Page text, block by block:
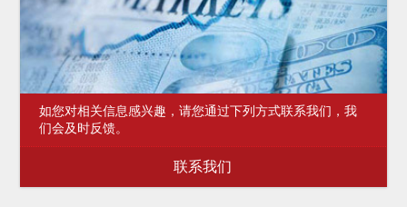
如您对相关信息感兴趣，请您通过下列方式联系我们，我
们会及时反馈。
联系我们